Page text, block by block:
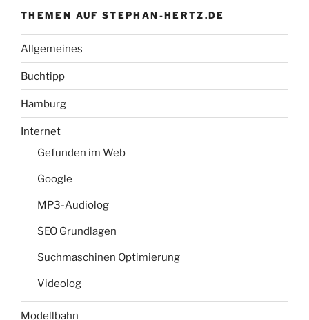
THEMEN AUF STEPHAN-HERTZ.DE
Allgemeines
Buchtipp
Hamburg
Internet
Gefunden im Web
Google
MP3-Audiolog
SEO Grundlagen
Suchmaschinen Optimierung
Videolog
Modellbahn